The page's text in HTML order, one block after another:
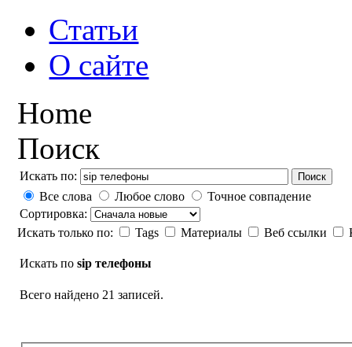
Статьи
О сайте
Home
Поиск
Искать по: Поиск
Все слова Любое слово
Точное совпадение
Сортировка:
Искать только по:
Tags Материалы Веб ссылки
Искать поsip телефоны
Всего найдено 21 записей.